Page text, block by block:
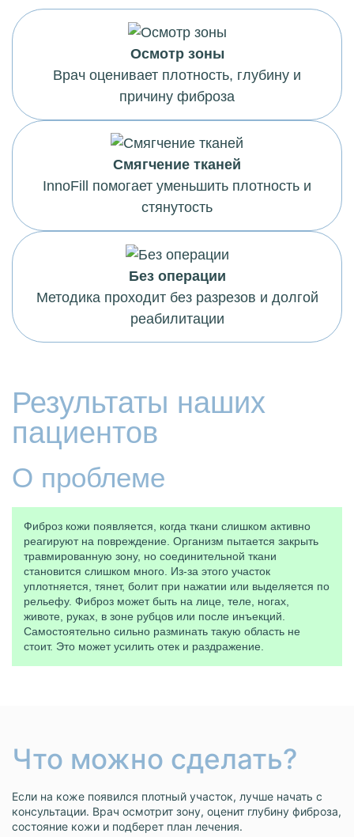
Осмотр зоны
Врач оценивает плотность, глубину и
причину фиброза
Смягчение тканей
InnoFill помогает уменьшить плотность и
стянутость
Без операции
Методика проходит без разрезов и долгой
реабилитации
Результаты наших
пациентов
О проблеме
Фиброз кожи появляется, когда ткани слишком активно
реагируют на повреждение. Организм пытается закрыть
травмированную зону, но соединительной ткани
становится слишком много. Из-за этого участок
уплотняется, тянет, болит при нажатии или выделяется по
рельефу. Фиброз может быть на лице, теле, ногах,
животе, руках, в зоне рубцов или после инъекций.
Самостоятельно сильно разминать такую область не
стоит. Это может усилить отек и раздражение.
Что можно сделать?
Если на коже появился плотный участок, лучше начать с
консультации. Врач осмотрит зону, оценит глубину фиброза,
состояние кожи и подберет план лечения.